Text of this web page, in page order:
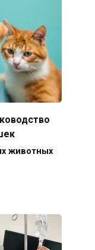
животных